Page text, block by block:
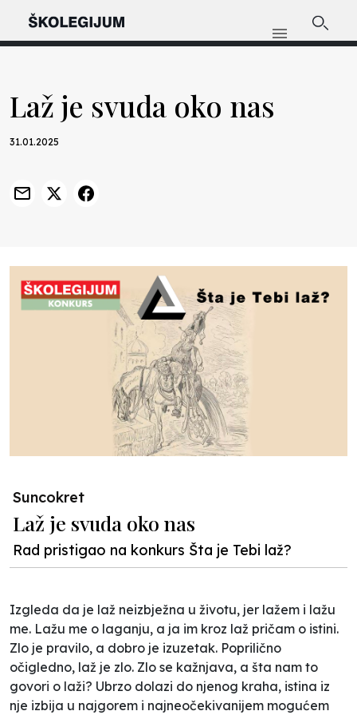
Laž je svuda oko nas
31.01.2025
Suncokret
Laž je svuda oko nas
Rad pristigao na konkurs Šta je Tebi laž?
Izgleda da je laž neizbježna u životu, jer lažem i lažu
me. Lažu me o laganju, a ja im kroz laž pričam o istini.
Zlo je pravilo, a dobro je izuzetak. Poprilično
očigledno, laž je zlo. Zlo se kažnjava, a šta nam to
govori o laži? Ubrzo dolazi do njenog kraha, istina iz
nje izbija u najgorem i najneočekivanijem mogućem